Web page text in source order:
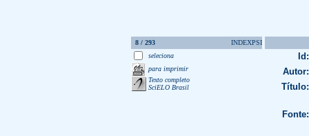
8 / 293
INDEXPSI
seleciona
para imprimir
Texto completo
SciELO Brasil
Id:
Autor:
Título:
Fonte: